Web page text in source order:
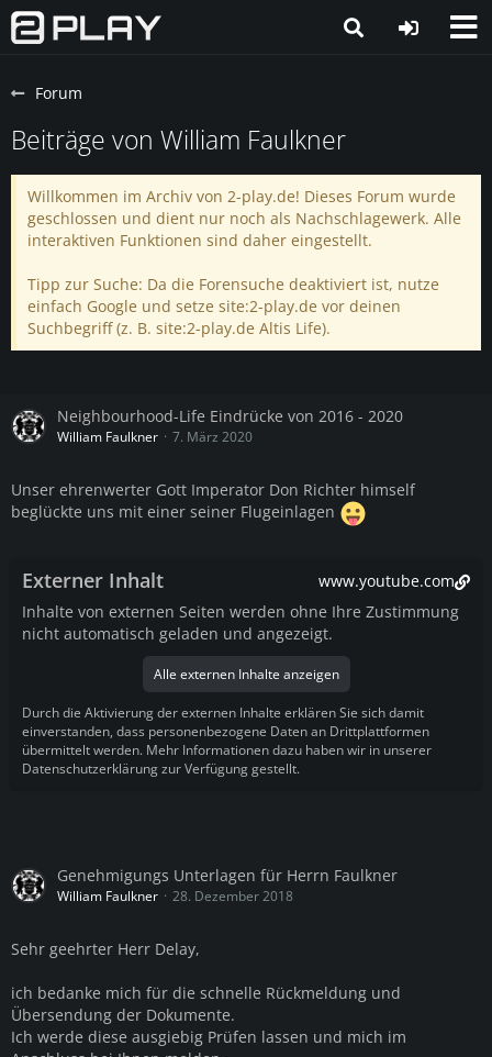
Forum
Beiträge von William Faulkner
Willkommen im Archiv von 2-play.de! Dieses Forum wurde
geschlossen und dient nur noch als Nachschlagewerk. Alle
interaktiven Funktionen sind daher eingestellt.
Tipp zur Suche: Da die Forensuche deaktiviert ist, nutze
einfach Google und setze site:2-play.de vor deinen
Suchbegriff (z. B. site:2-play.de Altis Life).
Neighbourhood-Life Eindrücke von 2016 - 2020
William Faulkner 7. März 2020
Unser ehrenwerter Gott Imperator Don Richter himself
beglückte uns mit einer seiner Flugeinlagen
Externer Inhalt
www.youtube.com
Inhalte von externen Seiten werden ohne Ihre Zustimmung
nicht automatisch geladen und angezeigt.
Alle externen Inhalte anzeigen
Durch die Aktivierung der externen Inhalte erklären Sie sich damit
einverstanden, dass personenbezogene Daten an Drittplattformen
übermittelt werden. Mehr Informationen dazu haben wir in unserer
Datenschutzerklärung zur Verfügung gestellt.
Genehmigungs Unterlagen für Herrn Faulkner
William Faulkner 28. Dezember 2018
Sehr geehrter Herr Delay,
ich bedanke mich für die schnelle Rückmeldung und
Übersendung der Dokumente.
Ich werde diese ausgiebig Prüfen lassen und mich im